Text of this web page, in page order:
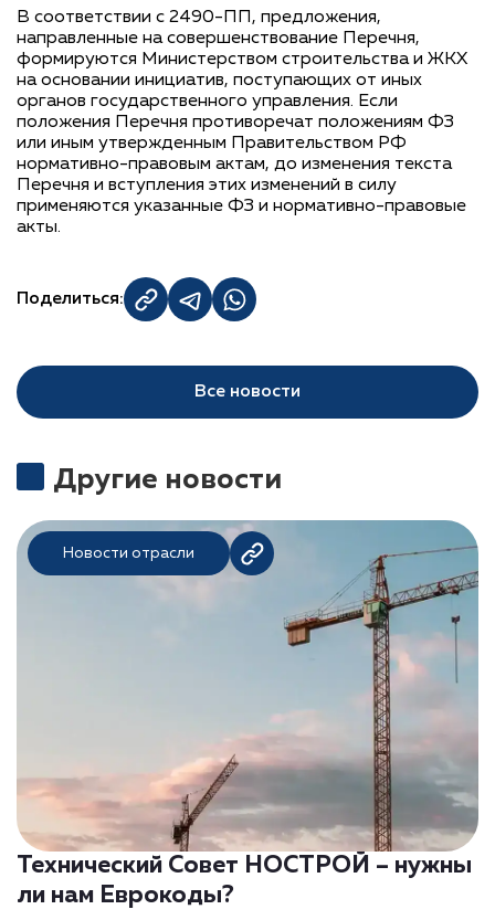
В соответствии с 2490-ПП, предложения,
направленные на совершенствование Перечня,
формируются Министерством строительства и ЖКХ
на основании инициатив, поступающих от иных
органов государственного управления. Если
положения Перечня противоречат положениям ФЗ
или иным утвержденным Правительством РФ
нормативно-правовым актам, до изменения текста
Перечня и вступления этих изменений в силу
применяются указанные ФЗ и нормативно-правовые
акты.
Поделиться:
Все новости
Другие новости
Новости отрасли
Технический Совет НОСТРОЙ – нужны
ли нам Еврокоды?